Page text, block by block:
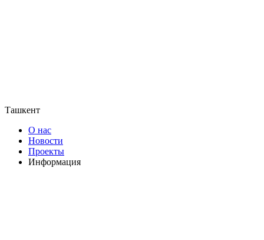
Ташкент
О нас
Новости
Проекты
Информация